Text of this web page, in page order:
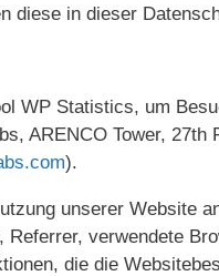
diese in dieser
WP Statistics, um
ARENCO Tower, 27th
).
unserer Website
verwendete
die die